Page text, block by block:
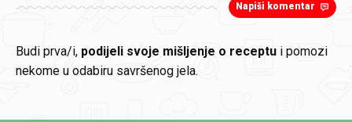
Napiši komentar
Budi prva/i, podijeli svoje mišljenje o receptu i pomozi
nekome u odabiru savršenog jela.